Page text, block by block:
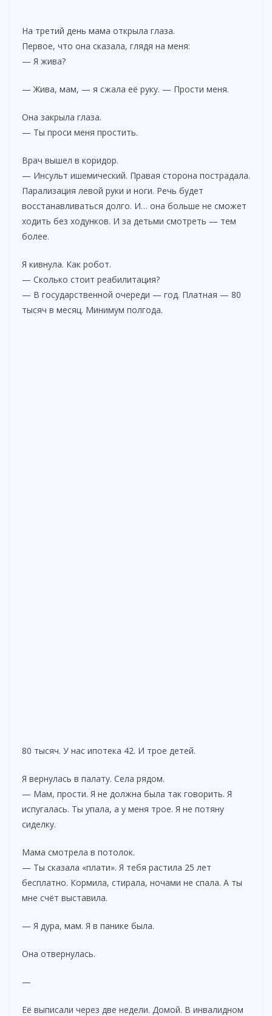
На третий день мама открыла глаза.
Первое, что она сказала, глядя на меня:
— Я жива?
— Жива, мам, — я сжала её руку. — Прости меня.
Она закрыла глаза.
— Ты проси меня простить.
Врач вышел в коридор.
— Инсульт ишемический. Правая сторона пострадала.
Парализация левой руки и ноги. Речь будет
восстанавливаться долго. И… она больше не сможет
ходить без ходунков. И за детьми смотреть — тем
более.
Я кивнула. Как робот.
— Сколько стоит реабилитация?
— В государственной очереди — год. Платная — 80
тысяч в месяц. Минимум полгода.
80 тысяч. У нас ипотека 42. И трое детей.
Я вернулась в палату. Села рядом.
— Мам, прости. Я не должна была так говорить. Я
испугалась. Ты упала, а у меня трое. Я не потяну
сиделку.
Мама смотрела в потолок.
— Ты сказала «плати». Я тебя растила 25 лет
бесплатно. Кормила, стирала, ночами не спала. А ты
мне счёт выставила.
— Я дура, мам. Я в панике была.
Она отвернулась.
—
Её выписали через две недели. Домой. В инвалидном